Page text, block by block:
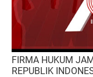
FIRMA HUKUM
REPUBLIK